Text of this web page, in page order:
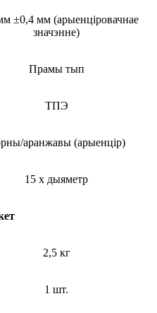
±0,4 мм (арыенціровачнае
значэнне)
Прамы тып
ТПЭ
аранжавы (арыенцір)
15 х дыяметр
2,5 кг
1 шт.